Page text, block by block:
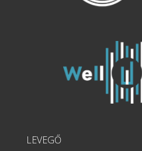
LEVEGŐ